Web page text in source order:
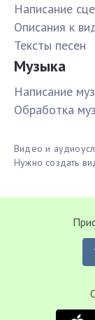
Написание
Описания к
Тексты песен
Музыка
Написание
Обработка
Видео и
Нужно создать